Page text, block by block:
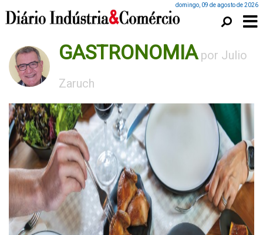
domingo, 09 de agosto de 2026
GASTRONOMIApor Julio
Zaruch